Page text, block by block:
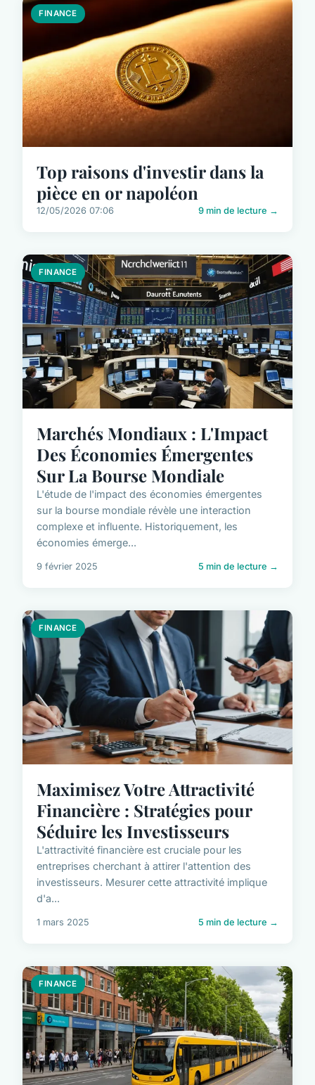
FINANCE
Top raisons d'investir dans la
pièce en or napoléon
12/05/2026 07:06 9 min de lecture →
FINANCE
Marchés Mondiaux : L'Impact
Des Économies Émergentes
Sur La Bourse Mondiale
L'étude de l'impact des économies émergentes
sur la bourse mondiale révèle une interaction
complexe et influente. Historiquement, les
économies émerge...
9 février 2025 5 min de lecture →
FINANCE
Maximisez Votre Attractivité
Financière : Stratégies pour
Séduire les Investisseurs
L'attractivité financière est cruciale pour les
entreprises cherchant à attirer l'attention des
investisseurs. Mesurer cette attractivité implique
d'a...
1 mars 2025 5 min de lecture →
FINANCE